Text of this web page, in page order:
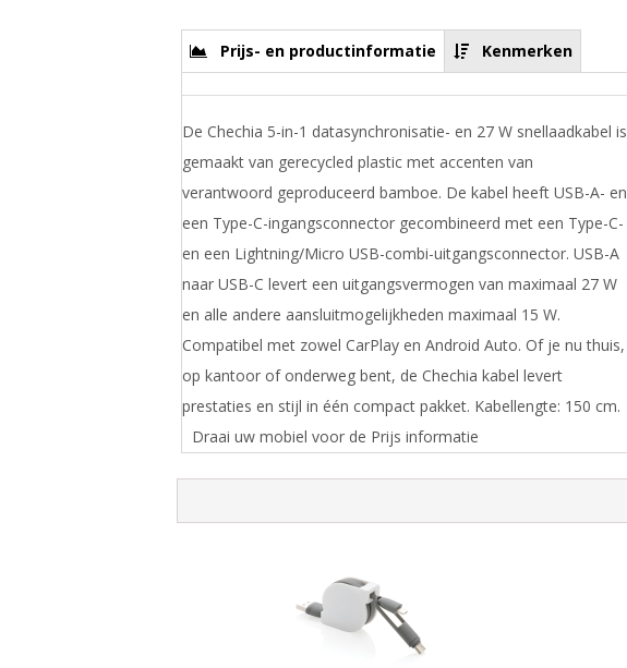
Prijs- en productinformatie Kenmerken
De Chechia 5-in-1 datasynchronisatie- en 27 W snellaadkabel is
gemaakt van gerecycled plastic met accenten van
verantwoord geproduceerd bamboe. De kabel heeft USB-A- en
een Type-C-ingangsconnector gecombineerd met een Type-C-
en een Lightning/Micro USB-combi-uitgangsconnector. USB-A
naar USB-C levert een uitgangsvermogen van maximaal 27 W
en alle andere aansluitmogelijkheden maximaal 15 W.
Compatibel met zowel CarPlay en Android Auto. Of je nu thuis,
op kantoor of onderweg bent, de Chechia kabel levert
prestaties en stijl in één compact pakket. Kabellengte: 150 cm.
Draai uw mobiel voor de Prijs informatie